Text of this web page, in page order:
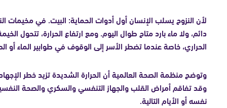
لأن النزوح يسلب الإنسان أول أدوات الحماية: البيت. في مخيمات
دائم، ولا ماء بارد متاح طوال اليوم. ومع ارتفاع الحرارة، تتحول
الحراري، خاصة عندما تضطر الأسر إلى الوقوف في طوابير الماء
وتوضح منظمة الصحة العالمية أن الحرارة الشديدة تزيد خطر
وقد تفاقم أمراض القلب والجهاز التنفسي والسكري والصحة
نفسه أو الأيام التالية.